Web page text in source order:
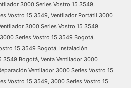
3000 Series Vostro 15 3549,
Vostro 15 3549, Ventilador Portátil 3000
3000 Series Vostro 15 3549
Series Vostro 15 3549 Bogotá,
15 3549 Bogotá, Instalación
3549 Bogotá, Venta Ventilador 3000
Ventilador 3000 Series Vostro 15
Vostro 15 3549, 3000 Series Vostro 15